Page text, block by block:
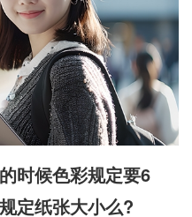
时候色彩规定要6
定纸张大小么?